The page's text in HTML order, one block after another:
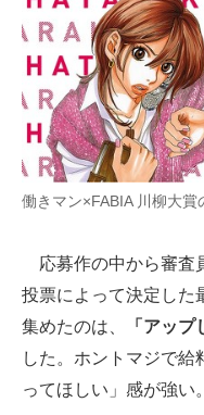
ビジネスと働き方のヒント
AI活用のいまが分かる
企業ITのトレンドを詳説
経営リーダーのコミュニ
ITエンジニア向け専門サ
IT製品の技術・比較・事
働きマン×FABIA 川柳大賞
応募作の中から審査
投票によって決定した
集めたのは、
「アッ
した。ホントマジで
ってほしい」感が強い。